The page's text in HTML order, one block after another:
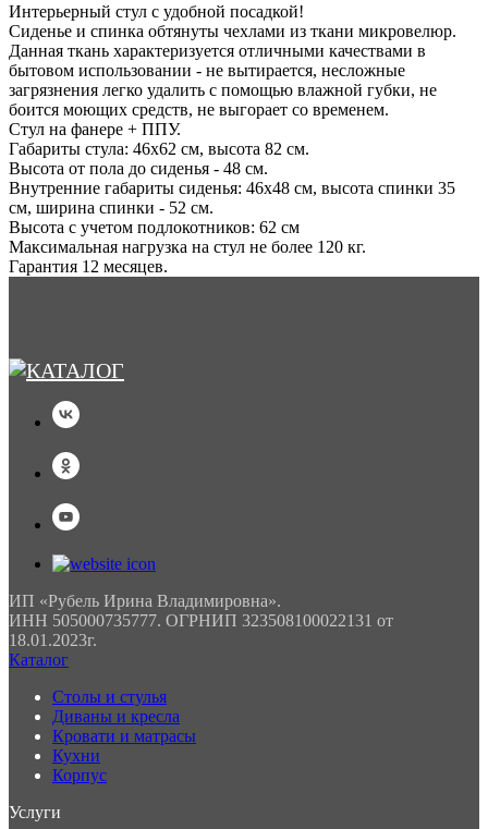
Интерьерный стул с удобной посадкой!
Сиденье и спинка обтянуты чехлами из ткани микровелюр.
Данная ткань характеризуется отличными качествами в
бытовом использовании - не вытирается, несложные
загрязнения легко удалить с помощью влажной губки, не
боится моющих средств, не выгорает со временем.
Стул на фанере + ППУ.
Габариты стула: 46х62 см, высота 82 см.
Высота от пола до сиденья - 48 см.
Внутренние габариты сиденья: 46х48 см, высота спинки 35
см, ширина спинки - 52 см.
Высота с учетом подлокотников: 62 см
Максимальная нагрузка на стул не более 120 кг.
Гарантия 12 месяцев.
ИП «Рубель Ирина Владимировна».
ИНН 505000735777. ОГРНИП 323508100022131 от
18.01.2023г.
Каталог
Столы и стулья
Диваны и кресла
Кровати и матрасы
Кухни
Корпус
Услуги